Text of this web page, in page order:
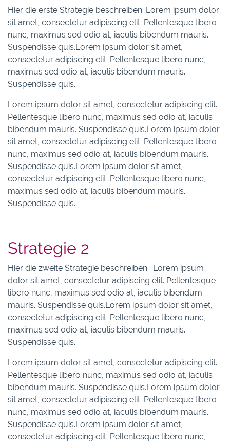
Hier die erste Strategie beschreiben. Lorem ipsum dolor
sit amet, consectetur adipiscing elit. Pellentesque libero
nunc, maximus sed odio at, iaculis bibendum mauris.
Suspendisse quis.Lorem ipsum dolor sit amet,
consectetur adipiscing elit. Pellentesque libero nunc,
maximus sed odio at, iaculis bibendum mauris.
Suspendisse quis.
Lorem ipsum dolor sit amet, consectetur adipiscing elit.
Pellentesque libero nunc, maximus sed odio at, iaculis
bibendum mauris. Suspendisse quis.Lorem ipsum dolor
sit amet, consectetur adipiscing elit. Pellentesque libero
nunc, maximus sed odio at, iaculis bibendum mauris.
Suspendisse quis.Lorem ipsum dolor sit amet,
consectetur adipiscing elit. Pellentesque libero nunc,
maximus sed odio at, iaculis bibendum mauris.
Suspendisse quis.
Strategie 2
Hier die zweite Strategie beschreiben. Lorem ipsum
dolor sit amet, consectetur adipiscing elit. Pellentesque
libero nunc, maximus sed odio at, iaculis bibendum
mauris. Suspendisse quis.Lorem ipsum dolor sit amet,
consectetur adipiscing elit. Pellentesque libero nunc,
maximus sed odio at, iaculis bibendum mauris.
Suspendisse quis.
Lorem ipsum dolor sit amet, consectetur adipiscing elit.
Pellentesque libero nunc, maximus sed odio at, iaculis
bibendum mauris. Suspendisse quis.Lorem ipsum dolor
sit amet, consectetur adipiscing elit. Pellentesque libero
nunc, maximus sed odio at, iaculis bibendum mauris.
Suspendisse quis.Lorem ipsum dolor sit amet,
consectetur adipiscing elit. Pellentesque libero nunc,